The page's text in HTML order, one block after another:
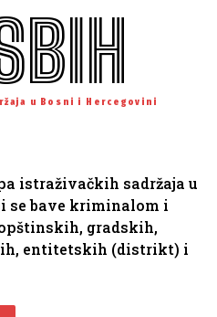
u Bosni i Hercegovini
istraživačkih sadržaja u
se bave kriminalom i
gradskih,
entitetskih (distrikt) i